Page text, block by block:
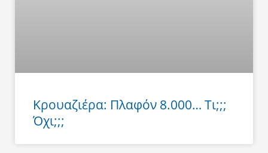
Κρουαζιέρα: Πλαφόν 8.000… Τι;;;
Όχι;;;